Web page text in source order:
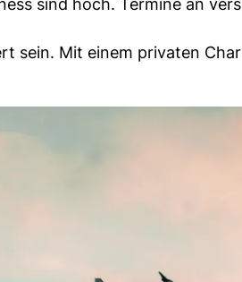
sind hoch. Termine an
sein. Mit einem privaten